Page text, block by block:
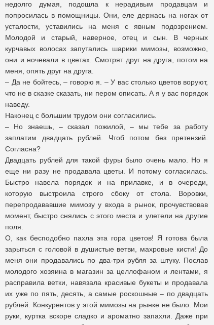
недолго думая, подошла к нерадивым продавцам и
попросилась в помощницы. Они, еле держась на ногах от
усталости, уставились на меня с явным подозрением.
Молодой и старый, наверное, отец и сын. В черных
курчавых волосах запутались шарики мимозы, возможно,
они и ночевали в цветах. Смотрят друг на друга, потом на
меня, опять друг на друга.
– Да не бойтесь, – говорю я. – У вас столько цветов воруют,
что не в сказке сказать, ни пером описать. А я у вас порядок
наведу.
Наконец с большим трудом они согласились.
– Но знаешь, – сказал пожилой, – мы тебе за работу
заплатим двадцать рублей. Чтоб потом без претензий.
Согласна?
Двадцать рублей для такой фуры было очень мало. Но я
еще ни разу не продавала цветы. И потому согласилась.
Быстро навела порядок и на прилавке, и в очереди,
которую выстроила строго сбоку от стола. Воровки,
перепродававшие мимозу у входа в рынок, прочувствовав
момент, быстро снялись с этого места и улетели на другие
поля.
О, как бесподобно пахла эта гора цветов! Я готова была
зарыться с головой в душистые ветви, махровые кисти! До
меня они продавались по два-три рубля за штуку. Послав
молодого хозяина в магазин за целлофаном и лентами, я
расправила ветки, навязала красивые букеты и продавала
их уже по пять, десять, а самые роскошные – по двадцать
рублей. Конкурентов у этой мимозы на рынке не было. Мои
руки, куртка вскоре сладко и ароматно запахли. Даже при